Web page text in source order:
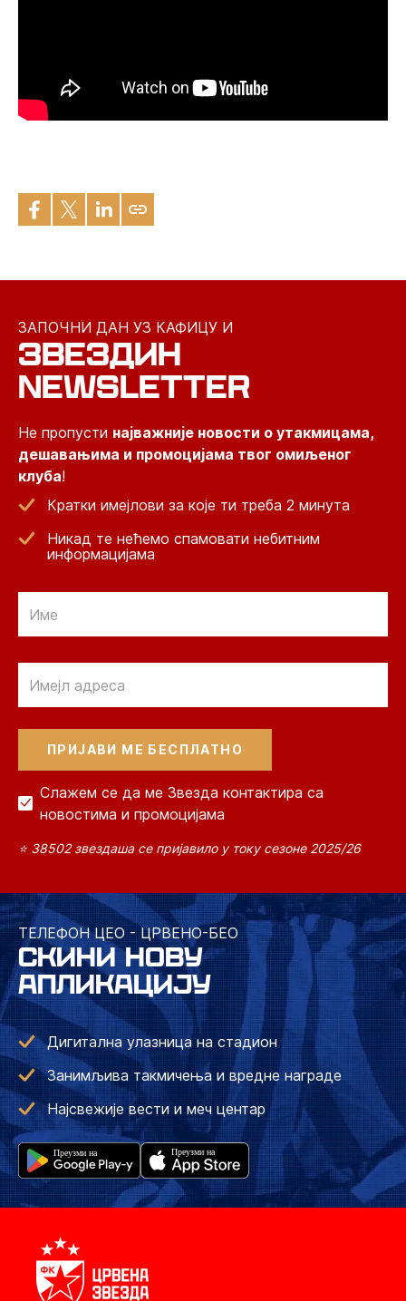
ЗАПОЧНИ ДАН УЗ КАФИЦУ И
ЗВЕЗДИН
NEWSLETTER
Не пропусти најважније новости о утакмицама,
дешавањима и промоцијама твог омиљеног
клуба!
Кратки имејлови за које ти треба 2 минута
Никад те нећемо спамовати небитним
информацијама
Слажем се да ме Звезда контактира са
новостима и промоцијама
⭐ 38502 звездаша се пријавило у току сезоне 2025/26
ТЕЛЕФОН ЦЕО - ЦРВЕНО-БЕО
СКИНИ НОВУ
АПЛИКАЦИЈУ
Дигитална улазница на стадион
Занимљива такмичења и вредне награде
Најсвежије вести и меч центар